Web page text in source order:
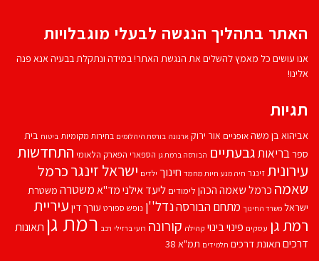
האתר בתהליך הנגשה לבעלי מוגבלויות
אנו עושים כל מאמץ להשלים את הנגשת האתר! במידה ונתקלת בבעיה אנא פנה
אלינו!
תגיות
אביהוא בן משהאופניים אור ירוק ארנונה בורסת היהלומים בחירות מקומיות ביטוח בית
ספרבריאותגבעתיים הבורסה ברמת גן הספארי הפארק הלאומי התחדשות
עירוניתזינגר חיה מנע חיות מחמד חינוך ילדים ישראל זינגרכרמל
שאמה כרמל שאמה הכהן לימודים ליעד אילנימד''אמשטרה משטרת
ישראל משרד החינוך מתחם הבורסהנדל''ן נופש ספורט עורך דין עיריית
רמת גן עסקים פינוי בינוי קהילה קורונה רועי ברזילי רכב רמת גן תאונות
דרכים תאונת דרכים תלמידים תמ"א 38